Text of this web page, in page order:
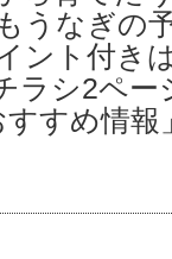
うなぎの
ント付き
シ2ペー
すめ情報